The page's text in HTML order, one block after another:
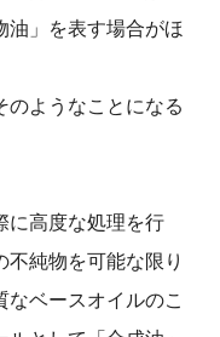
油」を表す場合がほ
のようなことになる
に高度な処理を行
不純物を可能な限り
なベースオイルのこ